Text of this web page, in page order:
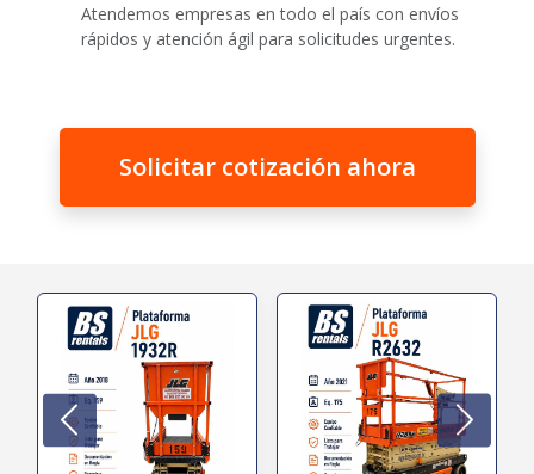
Atendemos empresas en todo el país con envíos
rápidos y atención ágil para solicitudes urgentes.
Solicitar cotización ahora